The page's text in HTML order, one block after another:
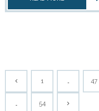
1 … 47
… 54